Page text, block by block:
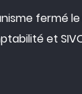
fermé
et